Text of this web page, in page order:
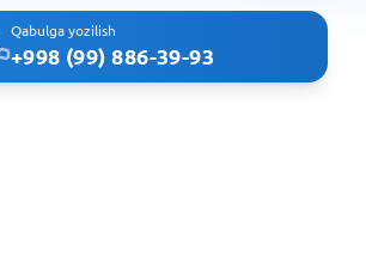
Qabulga yozilish
+998 (99) 886-39-93